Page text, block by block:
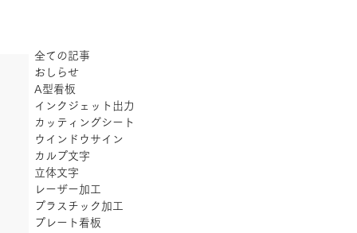
全ての記事
おしらせ
A型看板
インクジェット出力
カッティングシート
ウインドウサイン
カルプ文字
立体文字
レーザー加工
プラスチック加工
プレート看板